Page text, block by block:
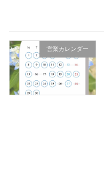
営業カレンダー